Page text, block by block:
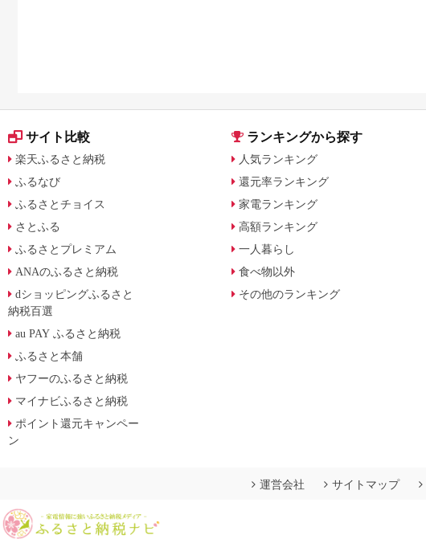
サイト比較
楽天ふるさと納税
ふるなび
ふるさとチョイス
さとふる
ふるさとプレミアム
ANAのふるさと納税
dショッピングふるさと
納税百選
au PAY ふるさと納税
ふるさと本舗
ヤフーのふるさと納税
マイナビふるさと納税
ポイント還元キャンペー
ン
ランキングから探す
人気ランキング
還元率ランキング
家電ランキング
高額ランキング
一人暮らし
食べ物以外
その他のランキング
運営会社 サイトマップ